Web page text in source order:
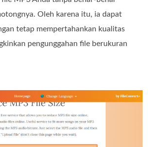
Oleh karena itu, ia dapat
tetap mempertahankan kualitas
pengunggahan file berukuran